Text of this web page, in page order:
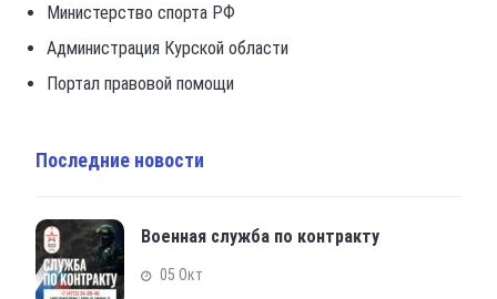
Министерство спорта РФ
Администрация Курской области
Портал правовой помощи
Последние новости
Военная служба по контракту
05 Окт